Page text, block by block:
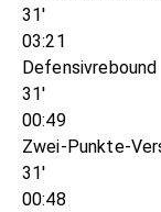
31'
03:21
Defensivrebound
31'
00:49
Zwei-Punkte-
31'
00:48